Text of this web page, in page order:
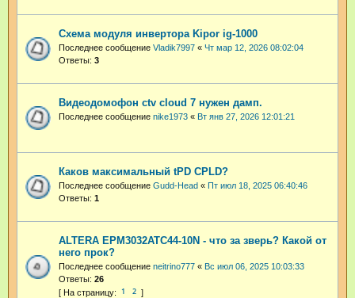
Схема модуля инвертора Kipor ig-1000
Последнее сообщение Vladik7997 « Чт мар 12, 2026 08:02:04
Ответы: 3
Видеодомофон ctv cloud 7 нужен дамп.
Последнее сообщение nike1973 « Вт янв 27, 2026 12:01:21
Каков максимальный tPD CPLD?
Последнее сообщение Gudd-Head « Пт июл 18, 2025 06:40:46
Ответы: 1
ALTERA EPM3032ATC44-10N - что за зверь? Какой от
него прок?
Последнее сообщение neitrino777 « Вс июл 06, 2025 10:03:33
Ответы: 26
1 2